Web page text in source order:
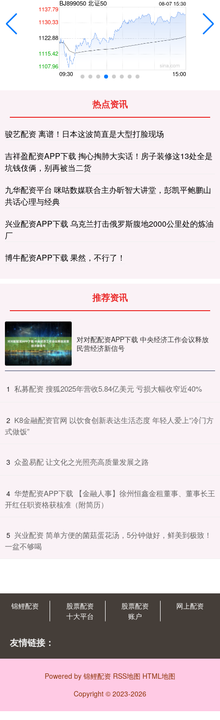
热点资讯
骏艺配资 离谱！日本这波简直是大型打脸现场
吉祥盈配资APP下载 掏心掏肺大实话！房子装修这13处全是
坑钱伎俩，别再被当二货
九华配资平台 咪咕数媒联合主办昕智大讲堂，彭凯平鲍鹏山
共话心理与经典
兴业配资APP下载 乌克兰打击俄罗斯腹地2000公里处的炼油
厂
博牛配资APP下载 果然，不行了！
推荐资讯
对对配配资APP下载 中央经济工作会议释放
民营经济新信号
1 ​私募配资 搜狐2025年营收5.84亿美元 亏损大幅收窄近40%
2 ​K8金融配资官网 以饮食创新表达生活态度 年轻人爱上“冷门方
式做饭”
3 ​众盈易配 让文化之光照亮高质量发展之路
4 ​华楚配资APP下载 【金融人事】徐州恒鑫金租董事、董事长王
开红任职资格获核准（附简历）
5 ​兴业配资 简单方便的菌菇蛋花汤，5分钟做好，鲜美到极致！
一盆不够喝
锦鲤配资
股票配资
十大平台
股票配资
账户
网上配资
友情链接：
Powered by 锦鲤配资 RSS地图 HTML地图
Copyright © 2023-2026